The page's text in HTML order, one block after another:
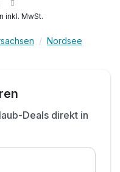
inkl. MwSt.
Nordsee
Deals direkt in